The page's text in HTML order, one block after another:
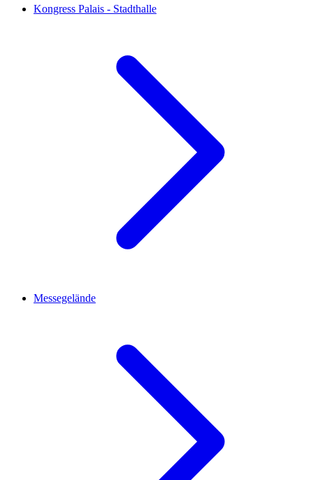
Kongress Palais - Stadthalle
Messegelände